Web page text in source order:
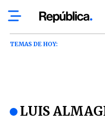
TEMAS DE HOY:
LUIS